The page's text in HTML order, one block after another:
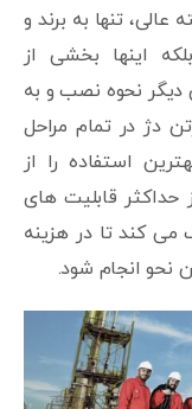
تنها به برند و
اینها بخشی از
نحوه نصب و به
دژ در تمام مراحل
استفاده را از
قابلیت های
کند تا در هزینه
نحو انجام شود.